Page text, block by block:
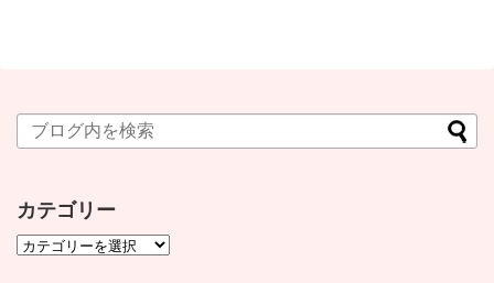
カテゴリー